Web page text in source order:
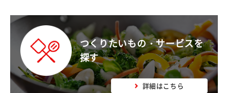
つくりたいもの・サービスを
探す
詳細はこちら